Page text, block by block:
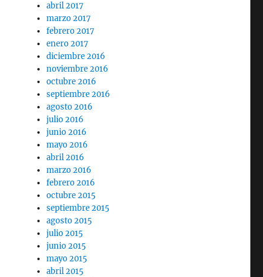
abril 2017
marzo 2017
febrero 2017
enero 2017
diciembre 2016
noviembre 2016
octubre 2016
septiembre 2016
agosto 2016
julio 2016
junio 2016
mayo 2016
abril 2016
marzo 2016
febrero 2016
octubre 2015
septiembre 2015
agosto 2015
julio 2015
junio 2015
mayo 2015
abril 2015